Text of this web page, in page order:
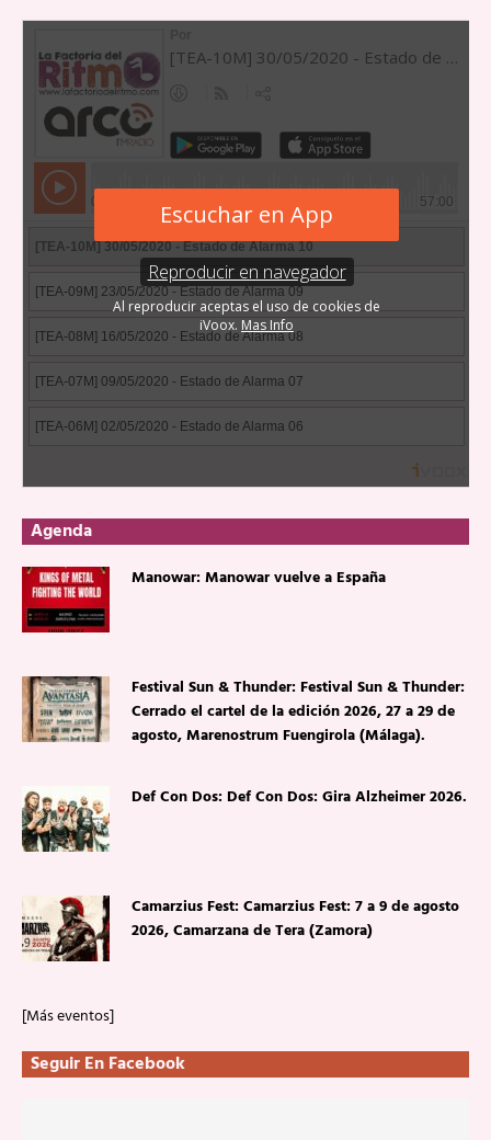
Agenda
Manowar: Manowar vuelve a España
Festival Sun & Thunder: Festival Sun & Thunder:
Cerrado el cartel de la edición 2026, 27 a 29 de
agosto, Marenostrum Fuengirola (Málaga).
Def Con Dos: Def Con Dos: Gira Alzheimer 2026.
Camarzius Fest: Camarzius Fest: 7 a 9 de agosto
2026, Camarzana de Tera (Zamora)
[Más eventos]
Seguir En Facebook